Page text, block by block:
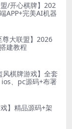
/开心棋牌】202
APP+完美AI机器
尊大联盟】2026
建教程
棋牌游戏】全套
、pc源码+布署
】精品源码+架